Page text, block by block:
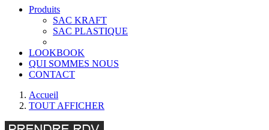
Produits
SAC KRAFT
SAC PLASTIQUE
LOOKBOOK
QUI SOMMES NOUS
CONTACT
Main
wrapper
Accueil
TOUT AFFICHER